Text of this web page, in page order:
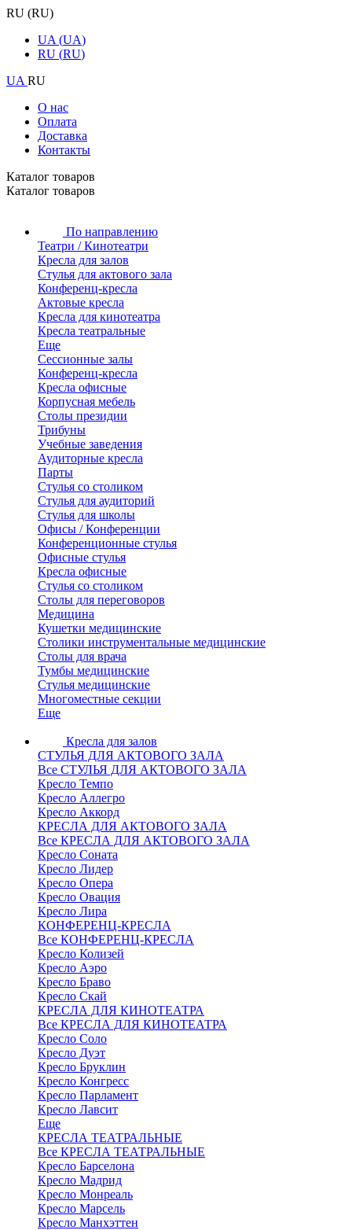
RU (RU)
UA (UA)
RU (RU)
UA RU
О нас
Оплата
Доставка
Контакты
Каталог товаров
Каталог товаров
По направлению
Театри / Кинотеатри
Кресла для залов
Стулья для актового зала
Конференц-кресла
Актовые кресла
Кресла для кинотеатра
Кресла театральные
Еще
Сессионные залы
Конференц-кресла
Кресла офисные
Корпусная мебель
Столы президии
Трибуны
Учебные заведения
Аудиторные кресла
Парты
Стулья со столиком
Стулья для аудиторий
Стулья для школы
Офисы / Конференции
Конференционные стулья
Офисные стулья
Кресла офисные
Стулья со столиком
Столы для переговоров
Медицина
Кушетки медицинские
Столики инструментальные медицинские
Столы для врача
Тумбы медицинские
Стулья медицинские
Многоместные секции
Еще
Кресла для залов
СТУЛЬЯ ДЛЯ АКТОВОГО ЗАЛА
Все СТУЛЬЯ ДЛЯ АКТОВОГО ЗАЛА
Кресло Темпо
Кресло Аллегро
Кресло Аккорд
КРЕСЛА ДЛЯ АКТОВОГО ЗАЛА
Все КРЕСЛА ДЛЯ АКТОВОГО ЗАЛА
Кресло Соната
Кресло Лидер
Кресло Опера
Кресло Овация
Кресло Лира
КОНФЕРЕНЦ-КРЕСЛА
Все КОНФЕРЕНЦ-КРЕСЛА
Кресло Колизей
Кресло Аэро
Кресло Браво
Кресло Скай
КРЕСЛА ДЛЯ КИНОТЕАТРА
Все КРЕСЛА ДЛЯ КИНОТЕАТРА
Кресло Соло
Кресло Дуэт
Кресло Бруклин
Кресло Конгресс
Кресло Парламент
Кресло Лавсит
Еще
КРЕСЛА ТЕАТРАЛЬНЫЕ
Все КРЕСЛА ТЕАТРАЛЬНЫЕ
Кресло Барселона
Кресло Мадрид
Кресло Монреаль
Кресло Марсель
Кресло Манхэттен